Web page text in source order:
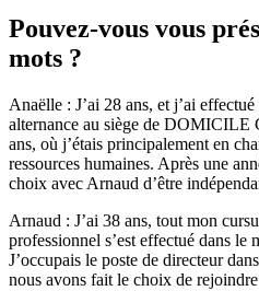
Pouvez-vous vous
mots ?
Anaëlle : J’ai 28 ans, et j’ai
alternance au siège de DOMICILE
ans, où j’étais principalement en
ressources humaines. Après une
choix avec Arnaud d’être
Arnaud : J’ai 38 ans, tout mon
professionnel s’est effectué dans
J’occupais le poste de directeur
nous avons fait le choix de